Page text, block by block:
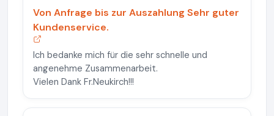
Von Anfrage bis zur Auszahlung Sehr guter
Kundenservice.
Ich bedanke mich für die sehr schnelle und
angenehme Zusammenarbeit.
Vielen Dank Fr.Neukirch!!!